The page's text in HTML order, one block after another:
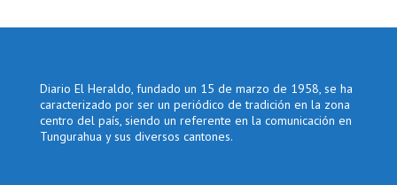
Diario El Heraldo, fundado un 15 de marzo de 1958, se ha
caracterizado por ser un periódico de tradición en la zona
centro del país, siendo un referente en la comunicación en
Tungurahua y sus diversos cantones.